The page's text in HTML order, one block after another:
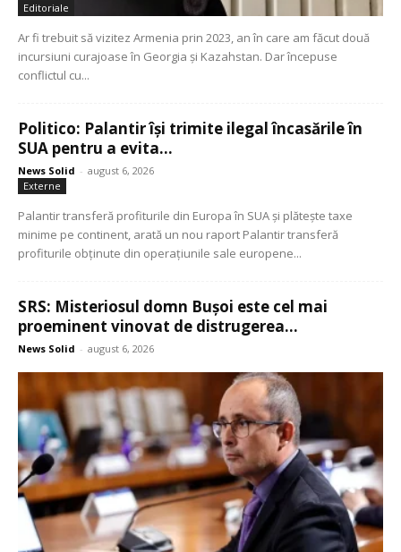
Editoriale
Ar fi trebuit să vizitez Armenia prin 2023, an în care am făcut două
incursiuni curajoase în Georgia și Kazahstan. Dar începuse
conflictul cu...
Politico: Palantir își trimite ilegal încasările în
SUA pentru a evita...
News Solid - august 6, 2026
Externe
Palantir transferă profiturile din Europa în SUA și plătește taxe
minime pe continent, arată un nou raport Palantir transferă
profiturile obținute din operațiunile sale europene...
SRS: Misteriosul domn Bușoi este cel mai
proeminent vinovat de distrugerea...
News Solid - august 6, 2026